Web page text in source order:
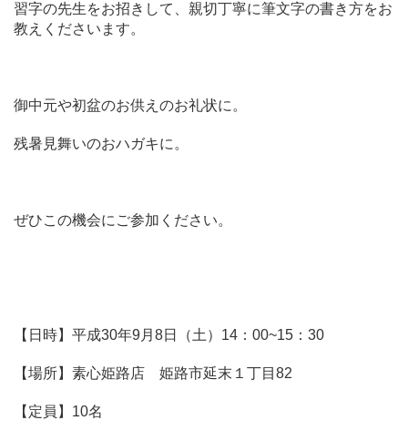
習字の先生をお招きして、親切丁寧に筆文字の書き方をお
教えくださいます。
御中元や初盆のお供えのお礼状に。
残暑見舞いのおハガキに。
ぜひこの機会にご参加ください。
【日時】平成30年9月8日（土）14：00~15：30
【場所】素心姫路店 姫路市延末１丁目82
【定員】10名